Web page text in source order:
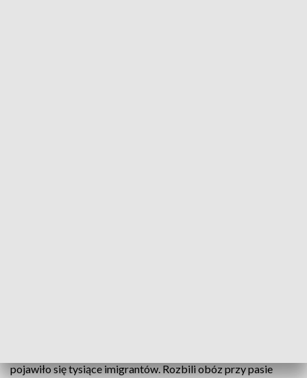
pojawiło się tysiące imigrantów. Rozbili obóz przy pasie